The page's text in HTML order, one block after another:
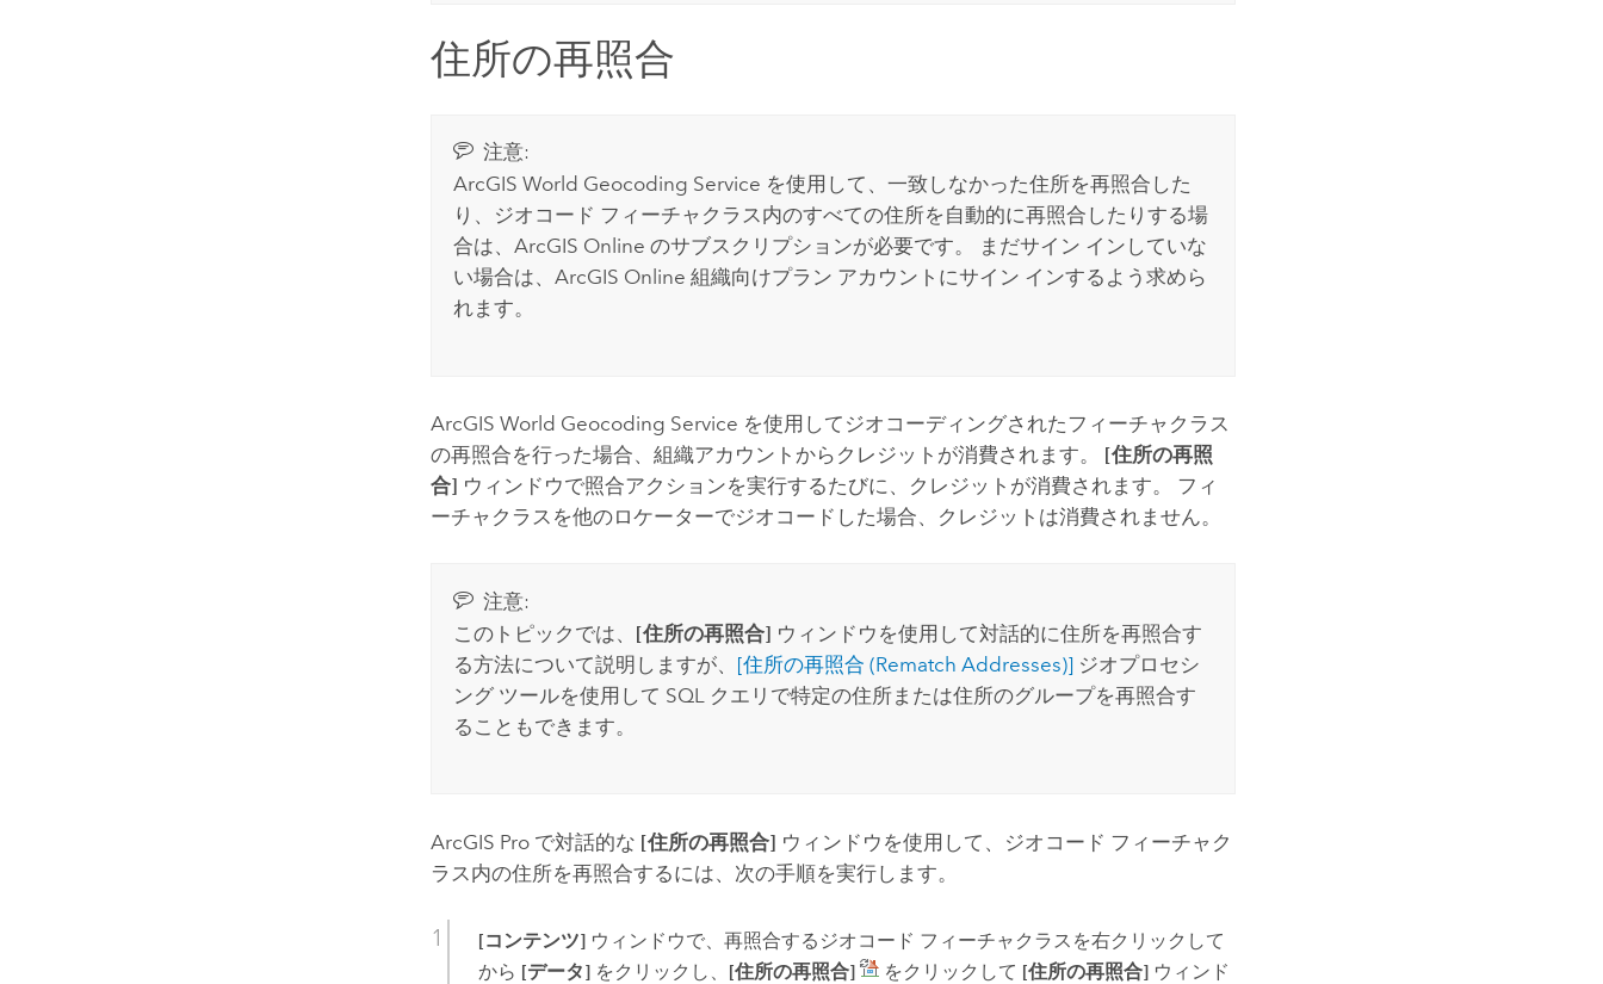
住所の再照合
注意:
ArcGIS World Geocoding Service を使用して、一致しなかった住所を再照合した
り、ジオコード フィーチャクラス内のすべての住所を自動的に再照合したりする場
合は、 ArcGIS Online のサブスクリプションが必要です。 まだサイン インしていな
い場合は、 ArcGIS Online 組織向けプラン アカウントにサイン インするよう求めら
れます。
ArcGIS World Geocoding Service を使用してジオコーディングされたフィーチャクラス
の再照合を行った場合、組織アカウントからクレジットが消費されます。 [住所の再照
合] ウィンドウで照合アクションを実行するたびに、クレジットが消費されます。 フィ
ーチャクラスを他のロケーターでジオコードした場合、クレジットは消費されません。
注意:
このトピックでは、 [住所の再照合] ウィンドウを使用して対話的に住所を再照合す
る方法について説明しますが、 [住所の再照合 (Rematch Addresses)]ジオプロセシ
ング ツールを使用して SQL クエリで特定の住所または住所のグループを再照合す
ることもできます。
ArcGIS Pro で対話的な [住所の再照合] ウィンドウを使用して、ジオコード フィーチャク
ラス内の住所を再照合するには、次の手順を実行します。
[コンテンツ] ウィンドウで、再照合するジオコード フィーチャクラスを右クリックして
から [データ] をクリックし、 [住所の再照合] をクリックして [住所の再照合] ウィンド